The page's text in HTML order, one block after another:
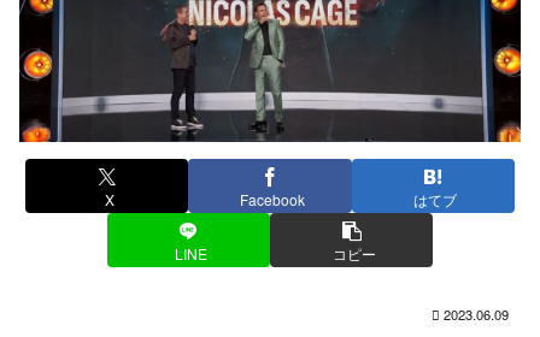
X Facebook はてブ
LINE コピー
2023.06.09